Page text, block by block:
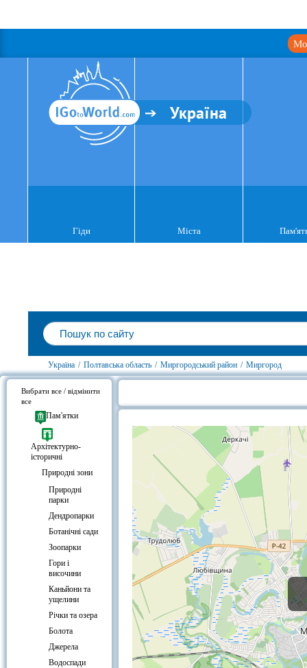
Україна
Гіди Міста
Україна / Полтавська область / Миргородський район / Миргород
Вибрати все / відмінити
все
Пам'ятки
Архітектурно-
історичні
Природні зони
Природні
парки
Дендропарки
Ботанічні сади
Зоопарки
Гори і
височини
Каньйони та
ущелини
Річки та озера
Болота
Джерела
Водоспади